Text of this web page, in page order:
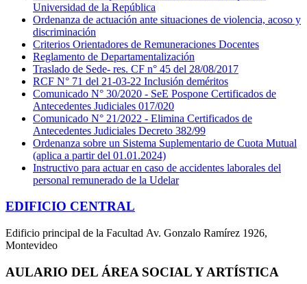
Universidad de la República
Ordenanza de actuación ante situaciones de violencia, acoso y
discriminación
Criterios Orientadores de Remuneraciones Docentes
Reglamento de Departamentalización
Traslado de Sede- res. CF n° 45 del 28/08/2017
RCF N° 71 del 21-03-22 Inclusión deméritos
Comunicado N° 30/2020 - SeE Pospone Certificados de
Antecedentes Judiciales 017/020
Comunicado N° 21/2022 - Elimina Certificados de
Antecedentes Judiciales Decreto 382/99
Ordenanza sobre un Sistema Suplementario de Cuota Mutual
(aplica a partir del 01.01.2024)
Instructivo para actuar en caso de accidentes laborales del
personal remunerado de la Udelar
EDIFICIO CENTRAL
Edificio principal de la Facultad Av. Gonzalo Ramírez 1926,
Montevideo
AULARIO DEL ÁREA SOCIAL Y ARTÍSTICA